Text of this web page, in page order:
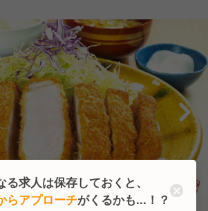
る求人は保存しておくと、
らアプローチがくるかも...！？